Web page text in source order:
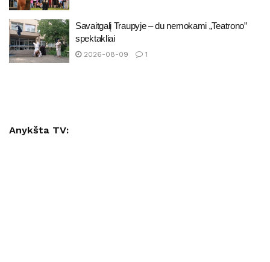
Savaitgalį Traupyje – du nemokami „Teatrono”
spektakliai
2026-08-09 1
Anykšta TV: